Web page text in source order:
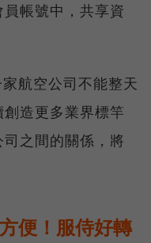
帳號中，共享資
航空公司不能整天
造更多業界標竿
之間的關係，將
便！服侍好轉